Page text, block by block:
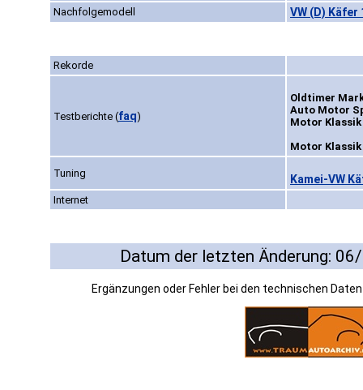
Nachfolgemodell
VW (D) Käfer
Rekorde
Testberichte (faq)
Oldtimer
Auto Motor
Motor Klassik
Motor Klassik
Tuning Kamei-VW
Internet
Datum der letzten Änderung:
Ergänzungen oder Fehler bei den technischen